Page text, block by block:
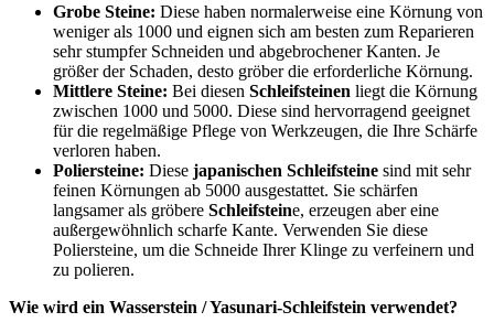
Grobe Steine: Diese haben normalerweise eine Körnung von
weniger als 1000 und eignen sich am besten zum Reparieren
sehr stumpfer Schneiden und abgebrochener Kanten. Je
größer der Schaden, desto gröber die erforderliche Körnung.
Mittlere Steine: Bei diesen Schleifsteinen liegt die Körnung
zwischen 1000 und 5000. Diese sind hervorragend geeignet
für die regelmäßige Pflege von Werkzeugen, die Ihre Schärfe
verloren haben.
Poliersteine: Diese japanischen Schleifsteine sind mit sehr
feinen Körnungen ab 5000 ausgestattet. Sie schärfen
langsamer als gröbere Schleifsteine, erzeugen aber eine
außergewöhnlich scharfe Kante. Verwenden Sie diese
Poliersteine, um die Schneide Ihrer Klinge zu verfeinern und
zu polieren.
Wie wird ein Wasserstein / Yasunari-Schleifstein verwendet?